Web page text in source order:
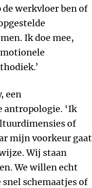
de werkvloer ben of
Ik doe mee,
een
antropologie. ‘Ik
of
mijn voorkeur gaat
Wij staan
We willen echt
schemaatjes of